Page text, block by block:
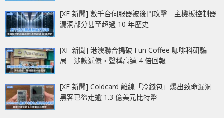
[XF 新聞] 數千台伺服器被後門攻擊 主機板控制器
漏洞部分甚至超過 10 年歷史
[XF 新聞] 港澳聯合搗破 Fun Coffee 咖啡科研騙
局 涉款近億‧聲稱高達 4 倍回報
[XF 新聞] Coldcard 離線「冷錢包」爆出致命漏洞
黑客已盜走逾 1.3 億美元比特幣